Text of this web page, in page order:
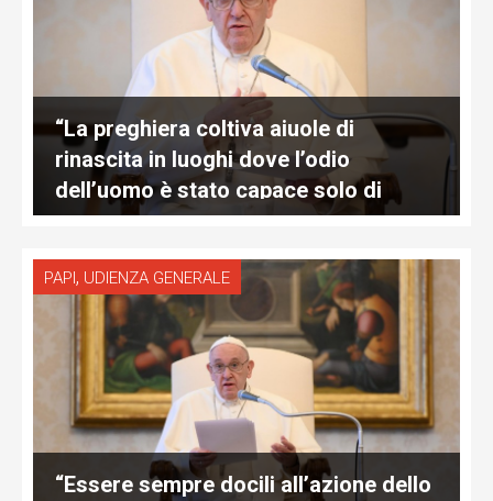
“La preghiera coltiva aiuole di
rinascita in luoghi dove l’odio
dell’uomo è stato capace solo di
allargare il deserto”
PAPI , UDIENZA GENERALE
“Essere sempre docili all’azione dello